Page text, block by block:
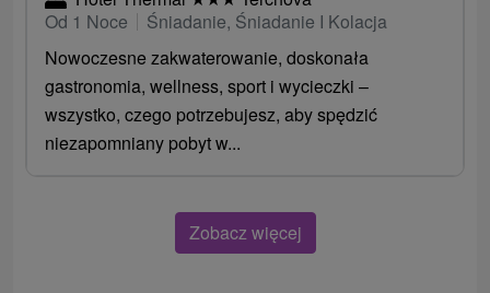
Od 1 Noce
Śniadanie, Śniadanie I Kolacja
Nowoczesne zakwaterowanie, doskonała
gastronomia, wellness, sport i wycieczki –
wszystko, czego potrzebujesz, aby spędzić
niezapomniany pobyt w...
Zobacz więcej